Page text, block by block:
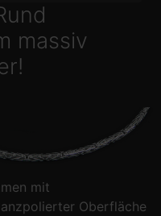
massiv
mit
Oberfläche